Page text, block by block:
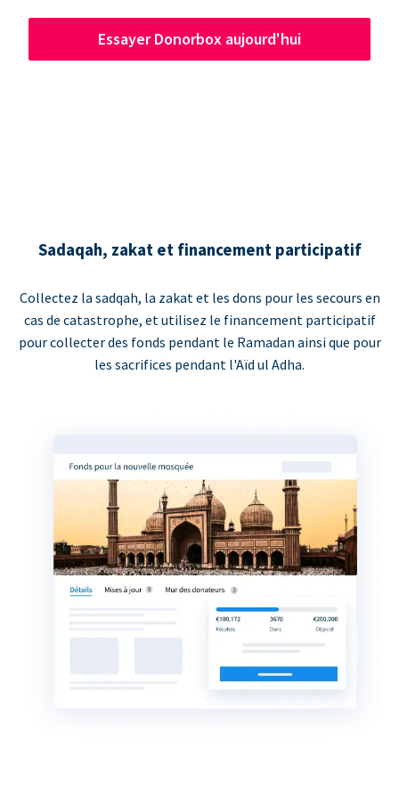
Essayer Donorbox aujourd'hui
Sadaqah, zakat et financement participatif
Collectez la sadqah, la zakat et les dons pour les secours en
cas de catastrophe, et utilisez le financement participatif
pour collecter des fonds pendant le Ramadan ainsi que pour
les sacrifices pendant l'Aïd ul Adha.